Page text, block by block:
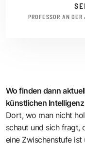
PROFESSOR AN
Wo finden dann
künstlichen
Dort, wo man nicht
schaut und sich fragt,
eine Zwischenstufe